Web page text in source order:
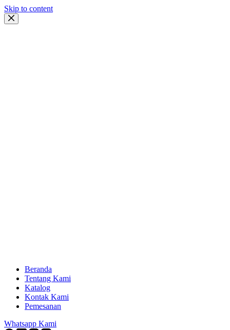
Skip to content
Beranda
Tentang Kami
Katalog
Kontak Kami
Pemesanan
Whatsapp Kami